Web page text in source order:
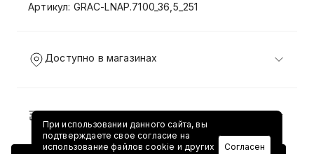
Артикул: GRAC-LNAP.7100_36,5_251
Доступно в магазинах
Доставка и возврат
При использовании данного сайта, вы
подтверждаете свое согласие на
использование файлов cookie и других
Согласен